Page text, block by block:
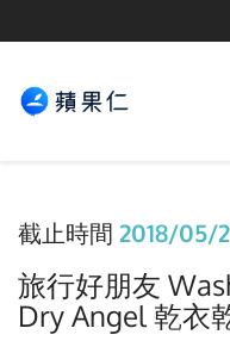
截止時間 2018/05/
旅行好朋友
Dry Angel 乾衣